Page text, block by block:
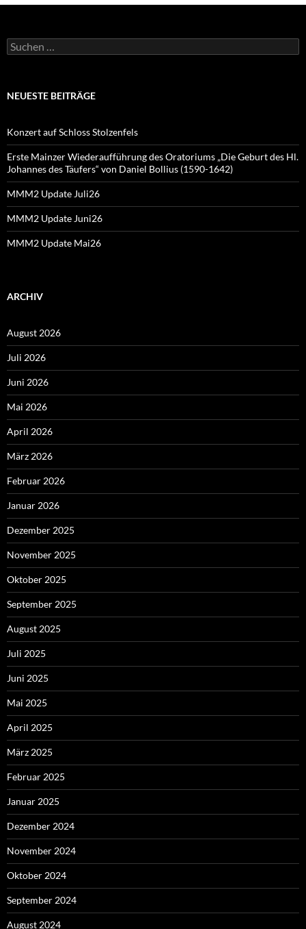
Suchen
nach:
NEUESTE BEITRÄGE
Konzert auf Schloss Stolzenfels
Erste Mainzer Wiederaufführung des Oratoriums „Die Geburt des Hl.
Johannes des Täufers“ von Daniel Bollius (1590-1642)
MMM2 Update Juli26
MMM2 Update Juni26
MMM2 Update Mai26
ARCHIV
August 2026
Juli 2026
Juni 2026
Mai 2026
April 2026
März 2026
Februar 2026
Januar 2026
Dezember 2025
November 2025
Oktober 2025
September 2025
August 2025
Juli 2025
Juni 2025
Mai 2025
April 2025
März 2025
Februar 2025
Januar 2025
Dezember 2024
November 2024
Oktober 2024
September 2024
August 2024